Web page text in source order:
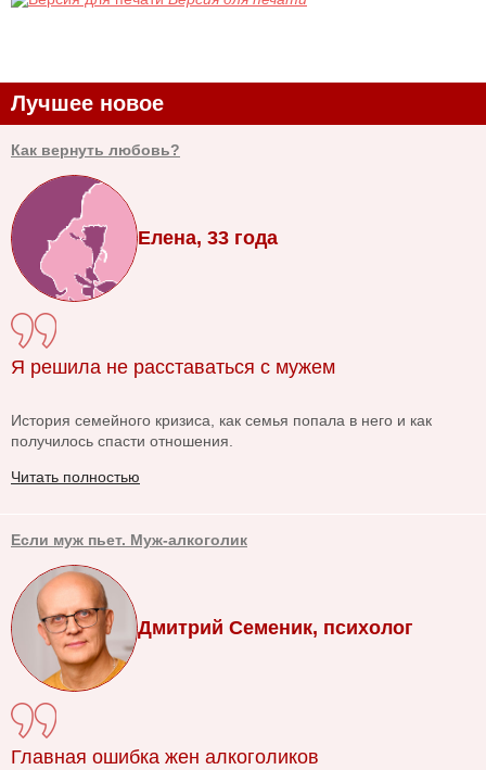
Лучшее новое
Как вернуть любовь?
Елена, 33 года
Я решила не расставаться с мужем
История семейного кризиса, как семья попала в него и как
получилось спасти отношения.
Читать полностью
Если муж пьет. Муж-алкоголик
Дмитрий Семеник, психолог
Главная ошибка жен алкоголиков